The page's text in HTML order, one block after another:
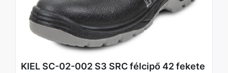
KIEL SC-02-002 S3 SRC félcipő 42 fekete